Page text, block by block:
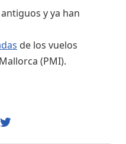
y ya han
de los vuelos
(PMI).